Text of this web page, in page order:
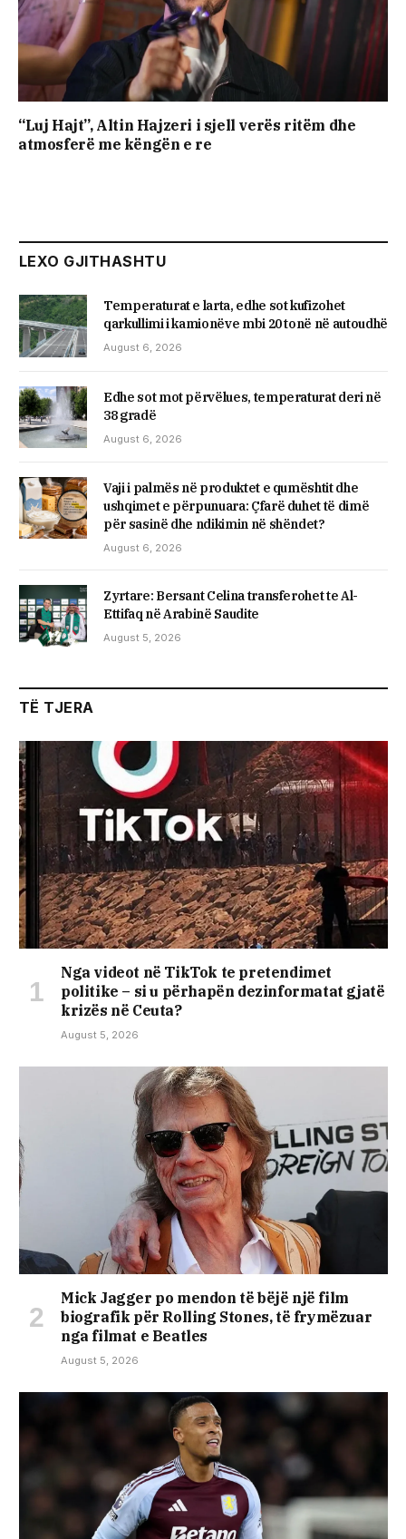
“Luj Hajt”, Altin Hajzeri i sjell verës ritëm dhe
atmosferë me këngën e re
LEXO GJITHASHTU
​Temperaturat e larta, edhe sot kufizohet
qarkullimi i kamionëve mbi 20 tonë në autoudhë
August 6, 2026
Edhe sot mot përvëlues, temperaturat deri në
38 gradë
August 6, 2026
Vaji i palmës në produktet e qumështit dhe
ushqimet e përpunuara: Çfarë duhet të dimë
për sasinë dhe ndikimin në shëndet?
August 6, 2026
Zyrtare: Bersant Celina transferohet te Al-
Ettifaq në Arabinë Saudite
August 5, 2026
TË TJERA
Nga videot në TikTok te pretendimet
politike – si u përhapën dezinformatat gjatë
krizës në Ceuta?
August 5, 2026
Mick Jagger po mendon të bëjë një film
biografik për Rolling Stones, të frymëzuar
nga filmat e Beatles
August 5, 2026